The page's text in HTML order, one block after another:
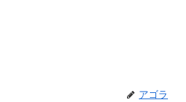
アゴラ